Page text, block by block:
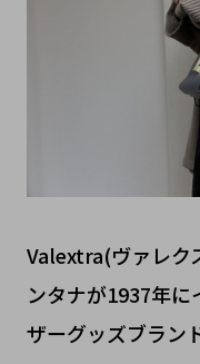
Valextra(ヴァレク
ンタナが1937年
ザーグッズブランド